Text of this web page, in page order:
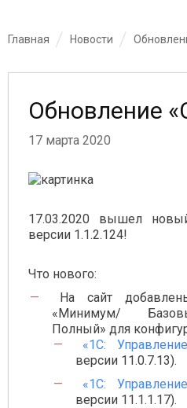
Главная Новости
Обновление
17 марта 2020
17.03.2020 вышел
версии 1.1.2.124!
Что нового:
На сайт
«Минимум/
Полный» для
«1С:
версии 11.0.7.13).
«1С:
версии 11.1.1.17).